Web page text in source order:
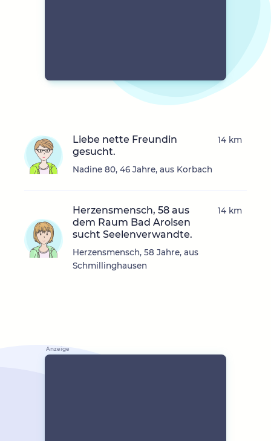
Liebe nette Freundin
gesucht.
Nadine 80, 46 Jahre, aus Korbach
14 km
Herzensmensch, 58 aus
dem Raum Bad Arolsen
sucht Seelenverwandte.
Herzensmensch, 58 Jahre, aus
Schmillinghausen
14 km